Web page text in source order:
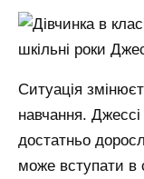
Ситуація
навчання.
достатньо
може вступати в